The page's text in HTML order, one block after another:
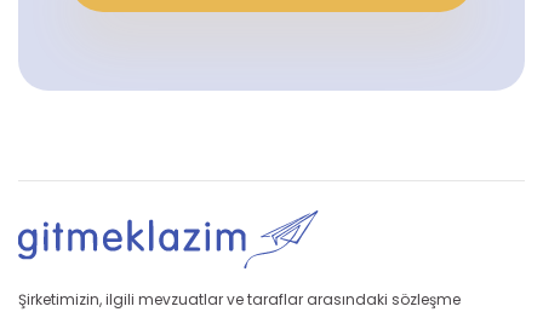
Şirketimizin, ilgili mevzuatlar ve taraflar arasındaki sözleşme